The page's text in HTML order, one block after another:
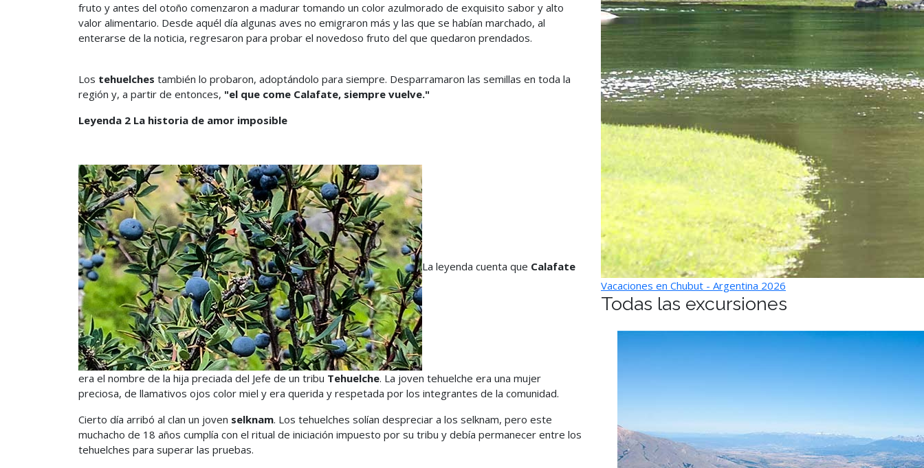
fruto y antes del otoño comenzaron a madurar tomando un color azulmorado de exquisito sabor y alto
valor alimentario. Desde aquél día algunas aves no emigraron más y las que se habían marchado, al
enterarse de la noticia, regresaron para probar el novedoso fruto del que quedaron prendados.
Los tehuelches también lo probaron, adoptándolo para siempre. Desparramaron las semillas en toda la
región y, a partir de entonces, "el que come Calafate, siempre vuelve."
Leyenda 2 La historia de amor imposible
La leyenda cuenta que Calafate
era el nombre de la hija preciada del Jefe de un tribu Tehuelche. La joven tehuelche era una mujer
preciosa, de llamativos ojos color miel y era querida y respetada por los integrantes de la comunidad.
Cierto día arribó al clan un joven selknam. Los tehuelches solían despreciar a los selknam, pero este
muchacho de 18 años cumplía con el ritual de iniciación impuesto por su tribu y debía permanecer entre los
tehuelches para superar las pruebas.
Vacaciones en Chubut - Argentina 2026
Todas las excursiones